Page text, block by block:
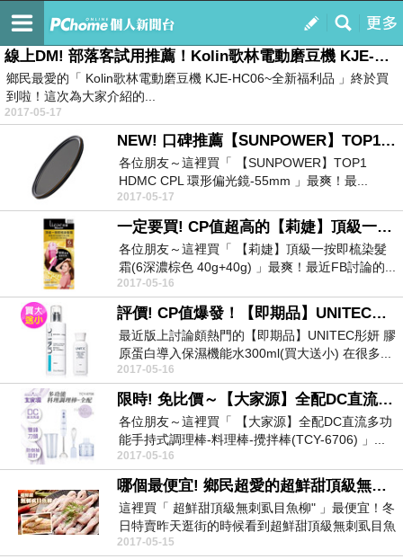
我的
訂閱
人氣商品大買家
線上DM! 部落客試用推薦！Kolin歌林電動磨豆機 KJE-HC06~全新福利品
鄉民最愛的「 Kolin歌林電動磨豆機 KJE-HC06~全新福利品 」終於買
到啦！這次為大家介紹的...
2017-05-17
NEW! 口碑推薦【SUNPOWER】TOP1 HDMC CPL 環形偏光鏡-55mm不錯用喔
各位朋友～這裡買「 【SUNPOWER】TOP1
HDMC CPL 環形偏光鏡-55mm 」最爽！最...
2017-05-17
一定要買! CP值超高的【莉婕】頂級一按即梳染髮霜(6深濃棕色 40g+40g)評價如何？
各位朋友～這裡買「 【莉婕】頂級一按即梳染髮
霜(6深濃棕色 40g+40g) 」最爽！最近FB討論的...
2017-05-16
評價! CP值爆發！【即期品】UNITEC彤妍 膠原蛋白導入保濕機能水300ml(買大送小)大家來看看
最近版上討論頗熱門的【即期品】UNITEC彤妍 膠
原蛋白導入保濕機能水300ml(買大送小) 在很多...
2017-05-16
限時! 免比價～【大家源】全配DC直流多功能手持式調理棒-料理棒-攪拌棒(TCY-6706)這邊買最省
各位朋友～這裡買「 【大家源】全配DC直流多功
能手持式調理棒-料理棒-攪拌棒(TCY-6706) 」...
2017-05-16
哪個最便宜! 鄉民超愛的超鮮甜頂級無刺虱目魚柳-
這裡買「 超鮮甜頂級無刺虱目魚柳" 」最便宜！冬
日特賣昨天逛街的時候看到超鮮甜頂級無刺虱目魚
柳" 還...
2017-05-15